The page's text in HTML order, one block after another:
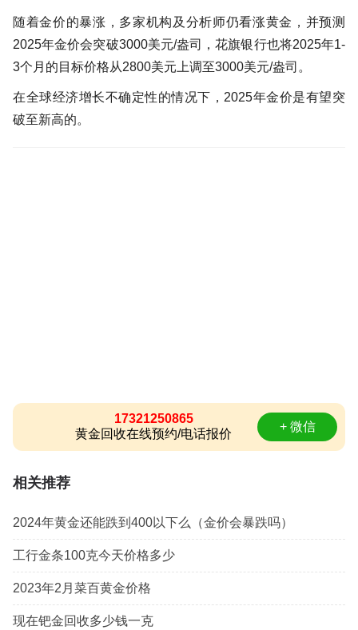
随着金价的暴涨，多家机构及分析师仍看涨黄金，并预测
2025年金价会突破3000美元/盎司，花旗银行也将2025年1-
3个月的目标价格从2800美元上调至3000美元/盎司。
在全球经济增长不确定性的情况下，2025年金价是有望突
破至新高的。
17321250865
黄金回收在线预约/电话报价
+ 微信
相关推荐
2024年黄金还能跌到400以下么（金价会暴跌吗）
工行金条100克今天价格多少
2023年2月菜百黄金价格
现在钯金回收多少钱一克